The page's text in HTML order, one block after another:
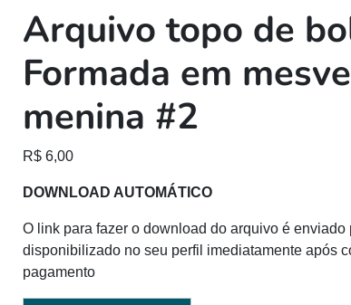
Arquivo topo de
Formada em
menina #2
R$ 6,00
DOWNLOAD AUTOMÁTICO
O link para fazer o download do arquivo é enviado
disponibilizado no seu perfil imediatamente após
pagamento